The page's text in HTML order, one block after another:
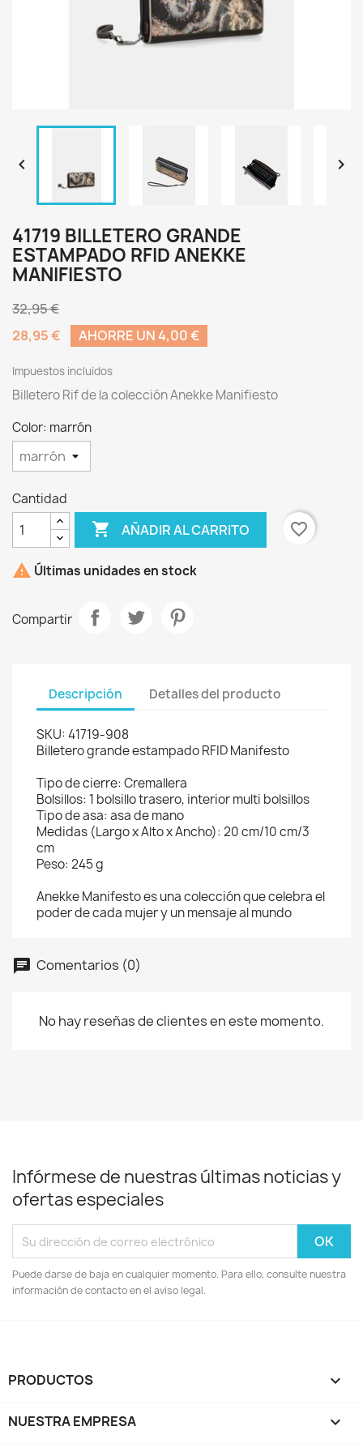
 
41719 BILLETERO GRANDE
ESTAMPADO RFID ANEKKE
MANIFIESTO
32,95 €
28,95 €
AHORRE UN 4,00 €
Impuestos incluidos
Billetero Rif de la colección Anekke Manifiesto
Color: marrón
Cantidad
 AÑADIR AL CARRITO favorite_border
 Últimas unidades en stock
Compartir
Descripción Detalles del producto
SKU: 41719-908
Billetero grande estampado RFID Manifesto
Tipo de cierre: Cremallera
Bolsillos: 1 bolsillo trasero, interior multi bolsillos
Tipo de asa: asa de mano
Medidas (Largo x Alto x Ancho): 20 cm/10 cm/3
cm
Peso: 245 g
Anekke Manifesto es una colección que celebra el
poder de cada mujer y un mensaje al mundo
Comentarios (0)
No hay reseñas de clientes en este momento.
Infórmese de nuestras últimas noticias y
ofertas especiales
Puede darse de baja en cualquier momento. Para ello, consulte nuestra
información de contacto en el aviso legal.
PRODUCTOS 
NUESTRA EMPRESA 
Crear lista de deseos